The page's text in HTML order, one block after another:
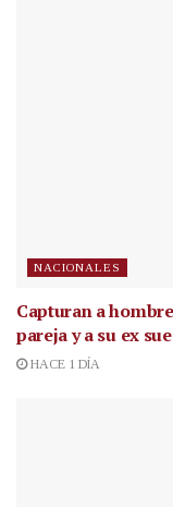
NACIONALES
Capturan a
pareja y a su ex
HACE 1 DÍA